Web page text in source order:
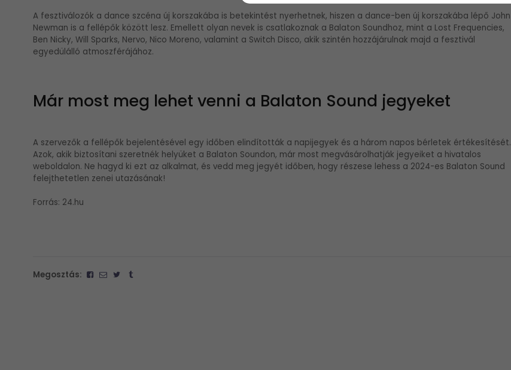
A fesztiválozók a dance szcéna új korszakába is betekintést nyerhetnek, hiszen a dance-ben új korszakába lépő John
Newman is a fellépők között lesz. Emellett olyan nevek is csatlakoznak a Balaton Soundhoz, mint a Lost Frequencies,
Ben Nicky, Will Sparks, Nervo, Nico Moreno, valamint a Switch Disco, akik szintén hozzájárulnak majd a fesztivál
egyedülálló atmoszférájához.
Már most meg lehet venni a Balaton Sound jegyeket
A szervezők a fellépők bejelentésével egy időben elindították a napijegyek és a három napos bérletek értékesítését.
Azok, akik biztosítani szeretnék helyüket a Balaton Soundon, már most megvásárolhatják jegyeiket a hivatalos
weboldalon. Ne hagyd ki ezt az alkalmat, és vedd meg jegyét időben, hogy részese lehess a 2024-es Balaton Sound
felejthetetlen zenei utazásának!
Forrás: 24.hu
Megosztás: